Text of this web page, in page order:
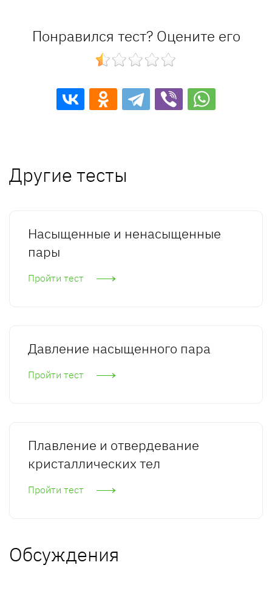
Понравился тест? Оцените его
Другие тесты
Насыщенные и ненасыщенные
пары
Пройти тест
Давление насыщенного пара
Пройти тест
Плавление и отвердевание
кристаллических тел
Пройти тест
Обсуждения